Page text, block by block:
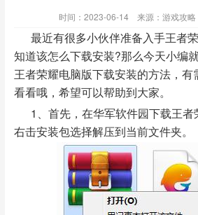
时间：2023-06-14 来源：游戏攻略
最近有很多小伙伴准备入手王者
知道该怎么下载安装?那么今天小编
王者荣耀电脑版下载安装的方法，
看看哦，希望可以帮助到大家。
1、首先，在华军软件园下载王者
右击安装包选择解压到当前文件夹。